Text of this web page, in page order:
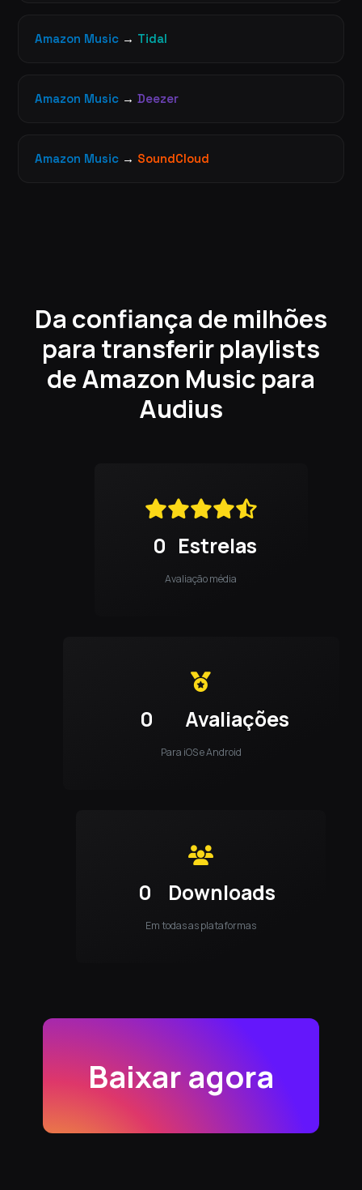
Amazon Music → Tidal
Amazon Music → Deezer
Amazon Music → SoundCloud
Da confiança de milhões
para transferir playlists
de Amazon Music para
Audius
0 Estrelas
Avaliação média
0 Avaliações
Para iOS e Android
0 Downloads
Em todas as plataformas
Baixar agora